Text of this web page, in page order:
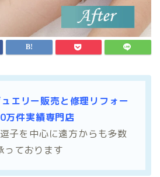
エリー販売と修理リフォー
万件実績専門店
子を中心に遠方からも多数
っております